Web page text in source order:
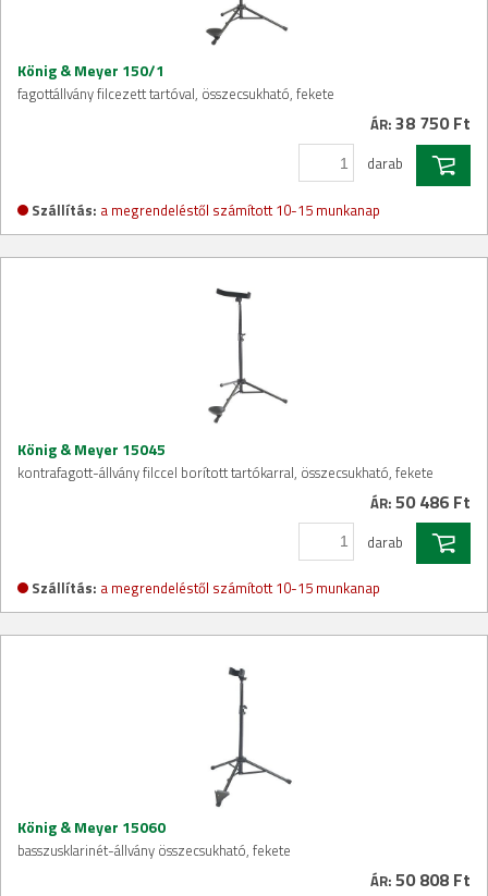
König & Meyer 150/1
fagottállvány filcezett tartóval, összecsukható, fekete
ÁR: 38 750 Ft
darab
Szállítás: a megrendeléstől számított 10-15 munkanap
König & Meyer 15045
kontrafagott-állvány filccel borított tartókarral, összecsukható, fekete
ÁR: 50 486 Ft
darab
Szállítás: a megrendeléstől számított 10-15 munkanap
König & Meyer 15060
basszusklarinét-állvány összecsukható, fekete
ÁR: 50 808 Ft